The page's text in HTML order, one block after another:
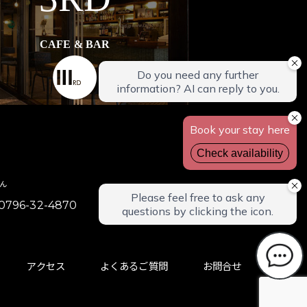
CAFE & BAR
32-4870
アクセス よくあるご質問 お問合せ